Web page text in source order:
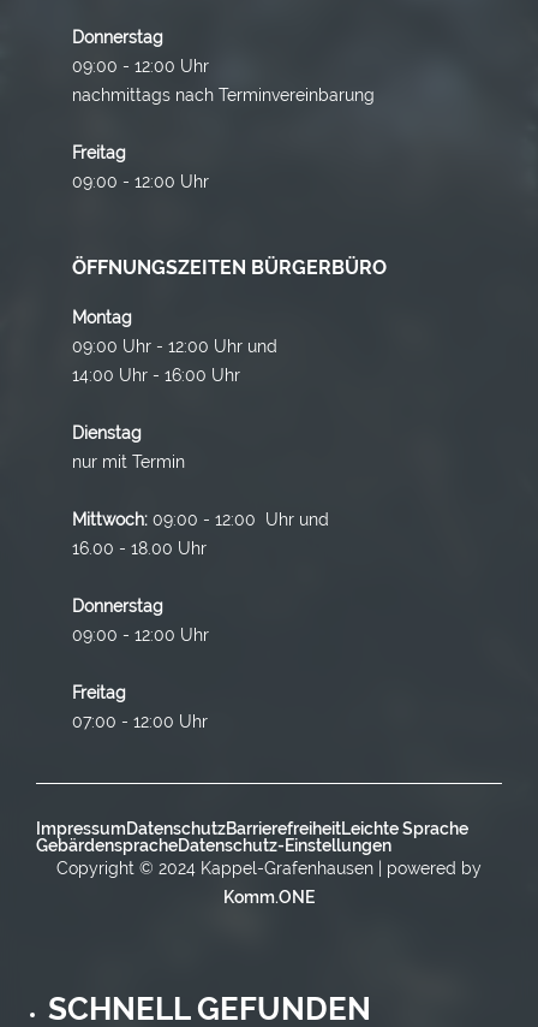
Donnerstag
09:00 - 12:00 Uhr
nachmittags nach Terminvereinbarung
Freitag
09:00 - 12:00 Uhr
ÖFFNUNGSZEITEN BÜRGERBÜRO
Montag
09:00 Uhr - 12:00 Uhr und
14:00 Uhr - 16:00 Uhr
Dienstag
nur mit Termin
Mittwoch: 09:00 - 12:00 Uhr und
16.00 - 18.00 Uhr
Donnerstag
09:00 - 12:00 Uhr
Freitag
07:00 - 12:00 Uhr
ImpressumDatenschutzBarrierefreiheitLeichte Sprache
GebärdenspracheDatenschutz-Einstellungen
Copyright © 2024 Kappel-Grafenhausen | powered by
Komm.ONE
SCHNELL GEFUNDEN